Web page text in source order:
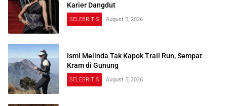
Karier Dangdut
SELEBRITIS August 5, 2026
Ismi Melinda Tak Kapok Trail Run, Sempat
Kram di Gunung
SELEBRITIS August 5, 2026